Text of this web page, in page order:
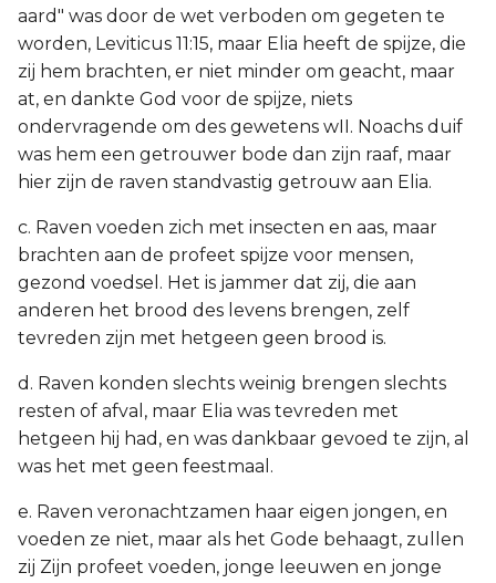
aard" was door de wet verboden om gegeten te
worden, Leviticus 11:15, maar Elia heeft de spijze, die
zij hem brachten, er niet minder om geacht, maar
at, en dankte God voor de spijze, niets
ondervragende om des gewetens wII. Noachs duif
was hem een getrouwer bode dan zijn raaf, maar
hier zijn de raven standvastig getrouw aan Elia.
c. Raven voeden zich met insecten en aas, maar
brachten aan de profeet spijze voor mensen,
gezond voedsel. Het is jammer dat zij, die aan
anderen het brood des levens brengen, zelf
tevreden zijn met hetgeen geen brood is.
d. Raven konden slechts weinig brengen slechts
resten of afval, maar Elia was tevreden met
hetgeen hij had, en was dankbaar gevoed te zijn, al
was het met geen feestmaal.
e. Raven veronachtzamen haar eigen jongen, en
voeden ze niet, maar als het Gode behaagt, zullen
zij Zijn profeet voeden, jonge leeuwen en jonge